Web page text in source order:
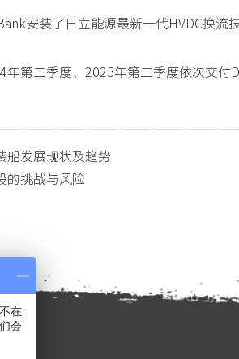
安装了日立能源最新一代HVDC换
第二季度、2025年第二季度依次交付
船发展现状及趋势
的挑战与风险
在
会